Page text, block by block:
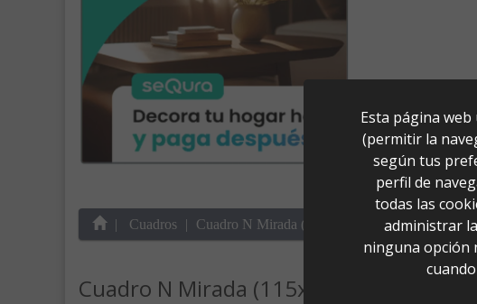
Cuadros Cuadro N Mirada (115x83)
Cuadro N Mirada (115x83)
Esta página
(permitir la
según tus
perfil de
todas las
administrar
ninguna opción